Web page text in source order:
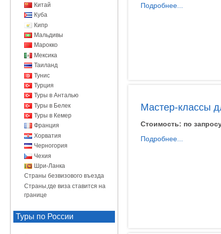
Подробнее...
Мастер-классы
Стоимость: по
Подробнее...
Китай
Куба
Кипр
Мальдивы
Марокко
Мексика
Таиланд
Тунис
Турция
Туры в Анталью
Туры в Белек
Туры в Кемер
Франция
Хорватия
Черногория
Чехия
Шри-Ланка
Страны безвизового въезда
Страны,где виза ставится на
границе
Туры по России